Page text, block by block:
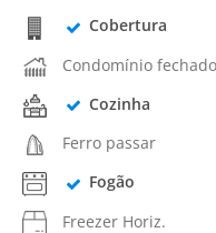
Cobertura
Condomínio fechado
Cozinha
Ferro passar
Fogão
Freezer Horiz.